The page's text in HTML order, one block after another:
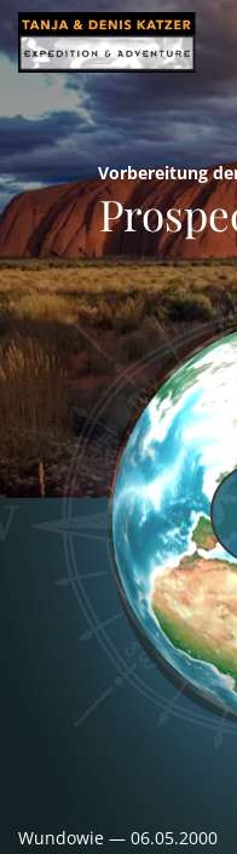
Vorbereitung der
Wundowie — 06.05.2000